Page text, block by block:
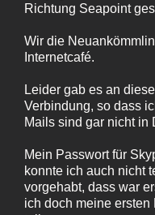
Richtung Seapoint
Wir die
Internetcafé.
Leider gab es an
Verbindung, so dass
Mails sind gar nicht in
Mein Passwort für
konnte ich auch nicht
vorgehabt, dass war
ich doch meine